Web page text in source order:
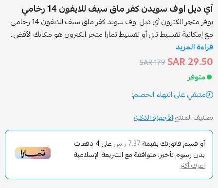
كفر ماق سيف للايفون 14 رخامي
يوفر متجر الكترون آي ديل اوف سويد كفر ماق سيف للايفون 14 رخامي
تابي أو تقسيط تمارا متجر الكترون هو مكانك الأفض...
179 SAR
الخصم:
الأجهزة الذكية
بقيمة 7.37 ر.س على4دفعات
متوافقة مع الشريعة الإسلامية